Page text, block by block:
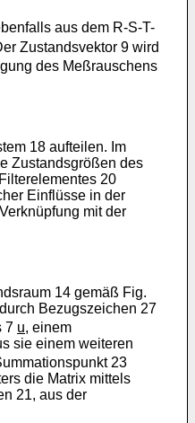
aus dem R-S-T-
Zustandsvektor 9 wird
des Meßrauschens
18 aufteilen. Im
Zustandsgrößen des
20
Einflüsse in der
mit der
14 gemäß Fig.
Bezugszeichen 27
7 u, einem
sie einem weiteren
23
die Matrix mittels
21, aus der